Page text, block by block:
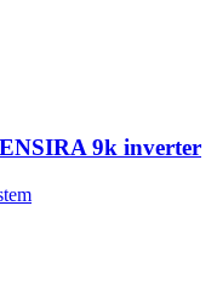
9k inverter